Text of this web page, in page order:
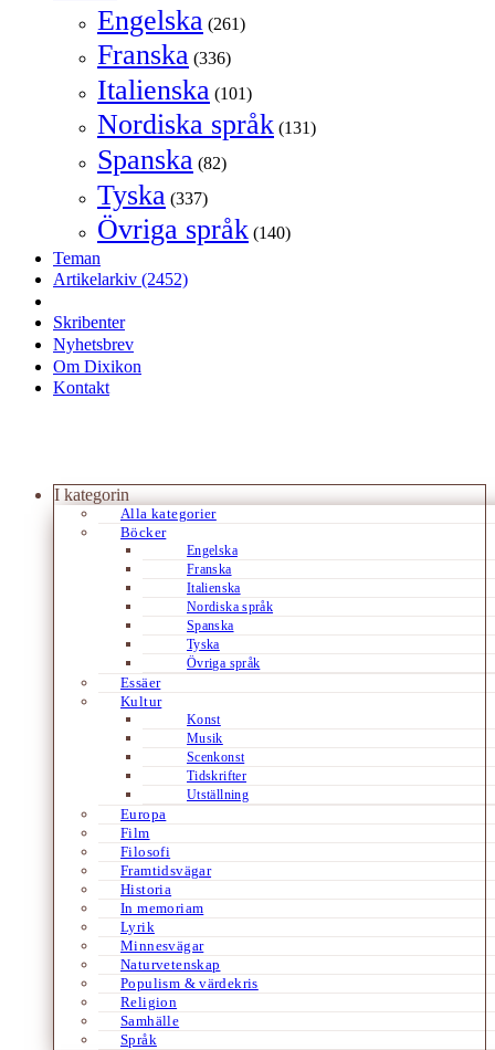
Engelska (261)
Franska (336)
Italienska (101)
Nordiska språk (131)
Spanska (82)
Tyska (337)
Övriga språk (140)
Teman
Artikelarkiv (2452)
Skribenter
Nyhetsbrev
Om Dixikon
Kontakt
I kategorin
Alla kategorier
Böcker
Engelska
Franska
Italienska
Nordiska språk
Spanska
Tyska
Övriga språk
Essäer
Kultur
Konst
Musik
Scenkonst
Tidskrifter
Utställning
Europa
Film
Filosofi
Framtidsvägar
Historia
In memoriam
Lyrik
Minnesvägar
Naturvetenskap
Populism & värdekris
Religion
Samhälle
Språk